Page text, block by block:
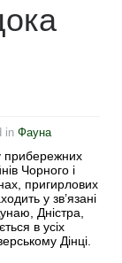
in Фауна
прибережних
Чорного і
пригирлових
у зв’язані
Дністра,
в усіх
Дінці.